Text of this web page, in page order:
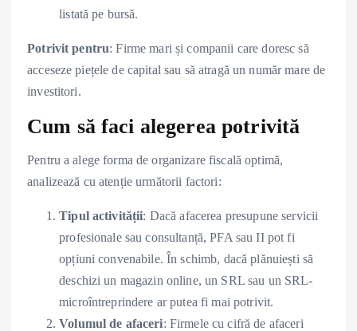
listată pe bursă.
Potrivit pentru: Firme mari și companii care doresc să
acceseze piețele de capital sau să atragă un număr mare de
investitori.
Cum să faci alegerea potrivită
Pentru a alege forma de organizare fiscală optimă,
analizează cu atenție următorii factori:
Tipul activității: Dacă afacerea presupune servicii
profesionale sau consultanță, PFA sau II pot fi
opțiuni convenabile. În schimb, dacă plănuiești să
deschizi un magazin online, un SRL sau un SRL-
microîntreprindere ar putea fi mai potrivit.
Volumul de afaceri: Firmele cu cifră de afaceri